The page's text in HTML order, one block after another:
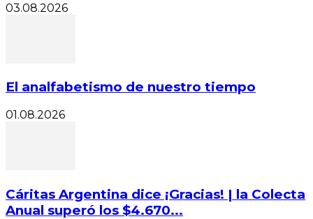
03.08.2026
El analfabetismo de nuestro tiempo
01.08.2026
Cáritas Argentina dice ¡Gracias! | la Colecta
Anual superó los $4.670...